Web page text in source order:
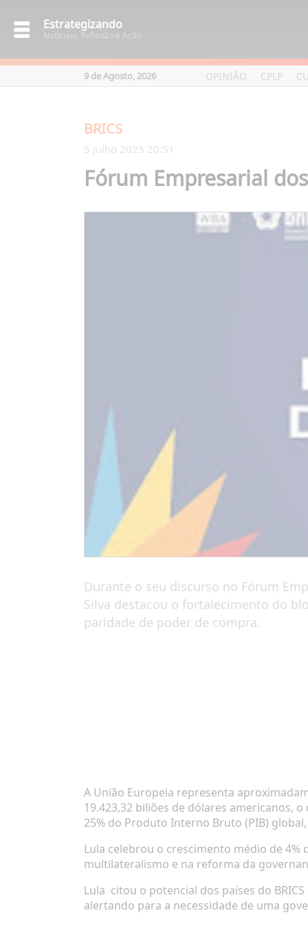
Estrategizando
Notíciais, Reflexão e Ação
9 de Agosto, 2026 OPINIÃO CPLP
BRICS
5 Julho 2025 20:51
Fórum Empresarial
Durante o seu discurso no Fórum
Silva destacou o fortalecimento do
paridade de poder de compra.
A União Europeia representa
19.423,32 biliões de dólares americanos,
25% do Produto Interno Bruto (PIB)
Lula celebrou o crescimento médio de
multilateralismo e na reforma da
Lula citou o potencial dos países do
alertando para a necessidade de uma